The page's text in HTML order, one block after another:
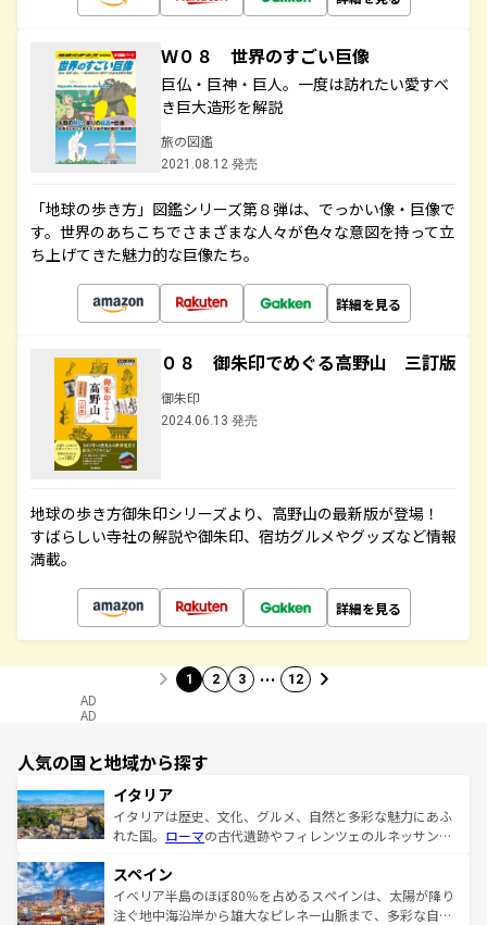
Ｗ０８ 世界のすごい巨像
巨仏・巨神・巨人。一度は訪れたい愛すべ
き巨大造形を解説
旅の図鑑
2021.08.12 発売
「地球の歩き方」図鑑シリーズ第８弾は、でっかい像・巨像で
す。世界のあちこちでさまざまな人々が色々な意図を持って立
ち上げてきた魅力的な巨像たち。
詳細を見る
０８ 御朱印でめぐる高野山 三訂版
御朱印
2024.06.13 発売
地球の歩き方御朱印シリーズより、高野山の最新版が登場！
すばらしい寺社の解説や御朱印、宿坊グルメやグッズなど情報
満載。
詳細を見る
1 2 3 … 12
AD
AD
人気の国と地域から探す
イタリア
イタリアは歴史、文化、グルメ、自然と多彩な魅力にあふ
れた国。 ローマの古代遺跡やフィレンツェのルネッサンス
ろん、トスカーナの美しい田園風景やアマルフィ海岸の絶
景など、自然景観も見逃せない。観光の合間には、本場の
ピザやパスタなど、絶品のイタリア料理を堪能することも
スペイン
イベリア半島のほぼ80％を占めるスペインは、太陽が降り
注ぐ地中海沿岸から雄大なピレネー山脈まで、多彩な自然